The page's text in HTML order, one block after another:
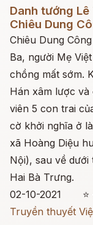
Danh tướng
Chiêu Dung
Chiêu Dung
Ba, người Mẹ
chồng mất sớm.
Hán xâm lược
viên 5 con trai
cờ khởi nghĩa ở
xã Hoàng Diệu
Nội), sau về
Hai Bà Trưng.
02-10-2021
Truyền thuyết